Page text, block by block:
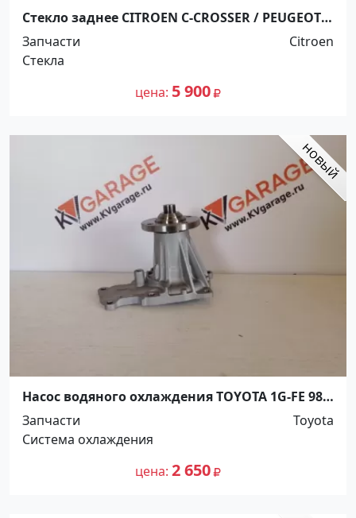
Стекло заднее CITROEN C-CROSSER / PEUGEOT
4007 Краснодар
Запчасти
Citroen
Стекла
цена 5 900
Насос водяного охлаждения TOYOTA 1G-FE 98-
BEAMS Краснодар
Запчасти
Toyota
Система охлаждения
цена 2 650